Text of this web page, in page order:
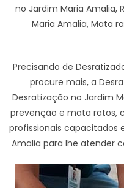
no Jardim Maria Amalia,
Maria Amalia, Mata
Precisando de
procure mais, a
Desratização no Jardim
prevenção e mata ratos,
profissionais capacitados
Amalia para lhe atender